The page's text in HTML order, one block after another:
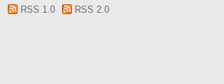
RSS 1.0 RSS 2.0